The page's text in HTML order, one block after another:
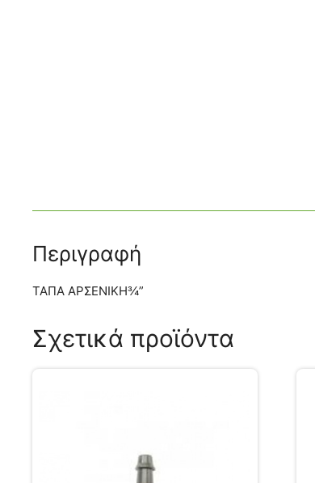
Περιγραφή
ΤΑΠΑ ΑΡΣΕΝΙΚΗ¾”
Σχετικά προϊόντα